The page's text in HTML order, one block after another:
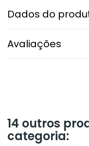
Dados do
Avaliações
14 outros
categoria: